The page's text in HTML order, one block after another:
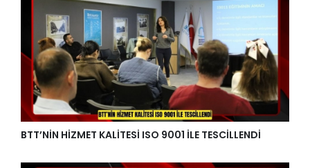
BTT’NİN HİZMET KALİTESİ ISO 9001 İLE TESCİLLENDİ